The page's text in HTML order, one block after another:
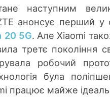
наступним
анонсує перший у
20 5G. Але Xiaomi
третє покоління
робочий
була
працює майже